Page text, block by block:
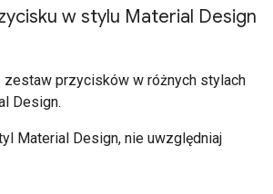
w stylu Material Design
przycisków w różnych stylach
Design.
Material Design, nie uwzględniaj